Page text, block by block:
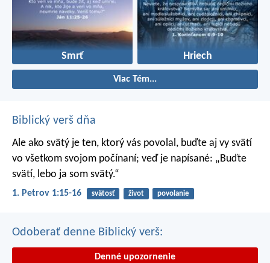
Smrť Hriech
Viac Tém...
Biblický verš dňa
Ale ako svätý je ten, ktorý vás povolal, buďte aj vy svätí
vo všetkom svojom počínaní; veď je napísané: „Buďte
svätí, lebo ja som svätý.“
1. Petrov 1:15-16 svätosť život povolanie
Odoberať denne Biblický verš:
Denné upozornenie